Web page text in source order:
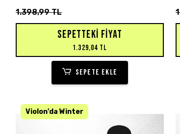
1.398,99 TL
SEPETTEKI FIYAT
1.329,04 TL
SEPETE EKLE